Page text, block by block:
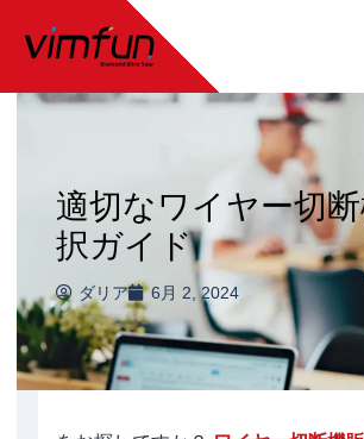
テ
キ
ッ
プ
適切なワイヤー切
択ガイド
ダリア 6月 2, 2024